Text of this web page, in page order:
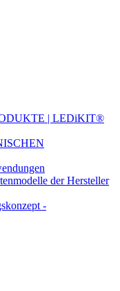
| LEDiKIT®
der Hersteller
-